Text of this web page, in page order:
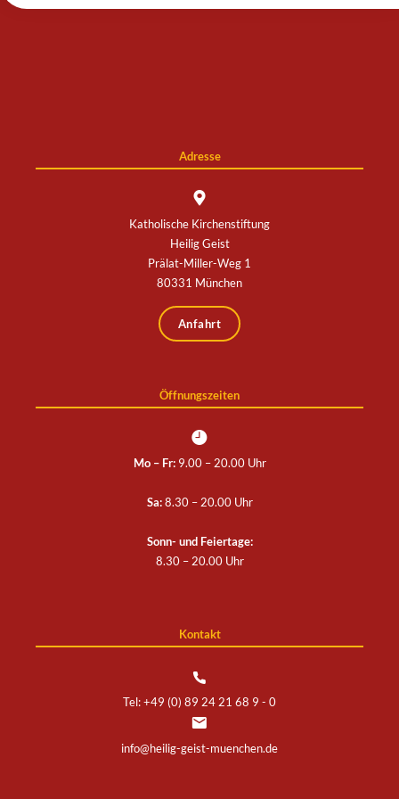
Adresse
Katholische Kirchenstiftung
Heilig Geist
Prälat-Miller-Weg 1
80331 München
Anfahrt
Öffnungszeiten
Mo – Fr:9.00 – 20.00 Uhr
Sa:8.30 – 20.00 Uhr
Sonn- und Feiertage:
8.30 – 20.00 Uhr
Kontakt
Tel: +49 (0) 89 24 21 68 9 - 0
info@heilig-geist-muenchen.de